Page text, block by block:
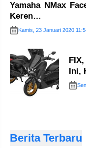
Yamaha NMax
Keren…
Kamis, 23 Januari 2020
Ini,
Berita Terbaru